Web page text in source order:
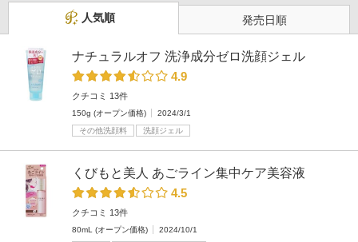
人気順 発売日順
ナチュラルオフ 洗浄成分ゼロ洗顔ジェル
4.9
クチコミ 13件
150g (オープン価格)
2024/3/1
その他洗顔料
洗顔ジェル
くびもと美人 あごライン集中ケア美容液
4.5
クチコミ 13件
80mL (オープン価格)
2024/10/1